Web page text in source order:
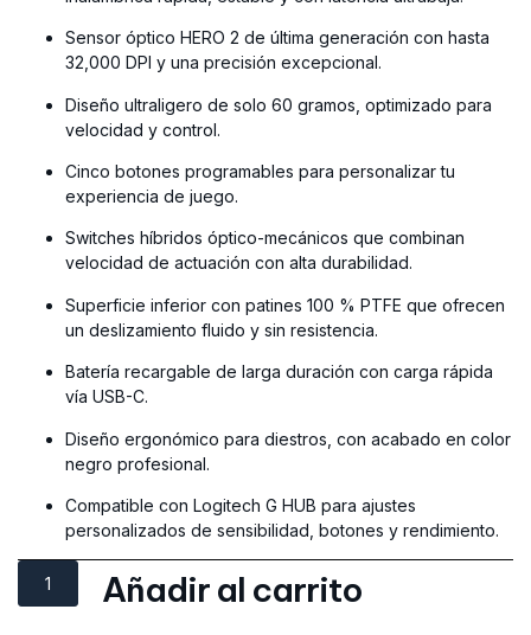
Sensor óptico HERO 2 de última generación con hasta
32,000 DPI y una precisión excepcional.
Diseño ultraligero de solo 60 gramos, optimizado para
velocidad y control.
Cinco botones programables para personalizar tu
experiencia de juego.
Switches híbridos óptico-mecánicos que combinan
velocidad de actuación con alta durabilidad.
Superficie inferior con patines 100 % PTFE que ofrecen
un deslizamiento fluido y sin resistencia.
Batería recargable de larga duración con carga rápida
vía USB-C.
Diseño ergonómico para diestros, con acabado en color
negro profesional.
Compatible con Logitech G HUB para ajustes
personalizados de sensibilidad, botones y rendimiento.
Añadir al carrito